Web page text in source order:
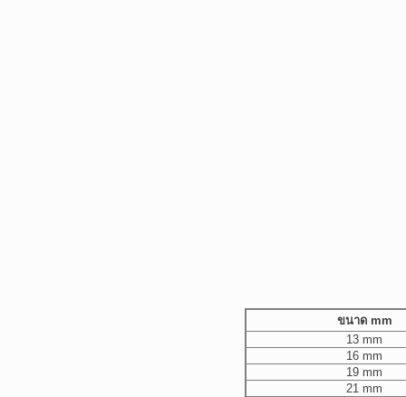
ขนาด mm
13 mm
16 mm
19 mm
21 mm